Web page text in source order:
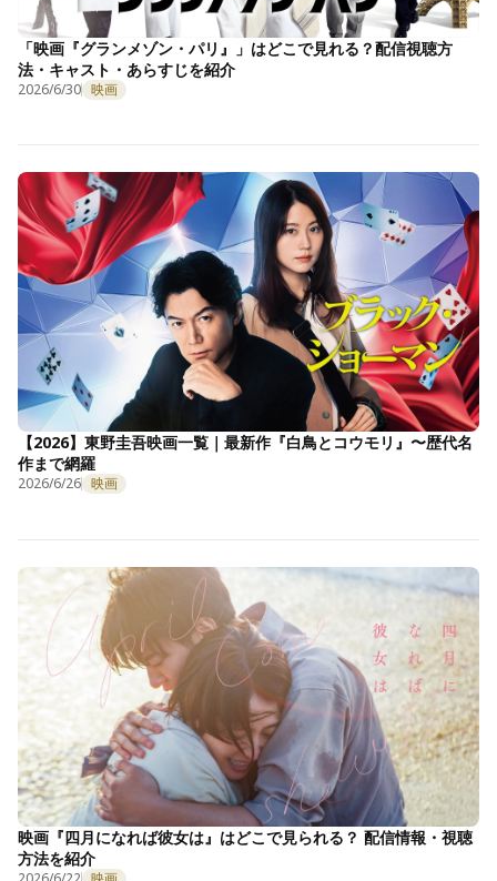
「映画『グランメゾン・パリ』」はどこで見れる？配信視聴方
法・キャスト・あらすじを紹介
2026/6/30 映画
【2026】東野圭吾映画一覧｜最新作『白鳥とコウモリ』〜歴代名
作まで網羅
2026/6/26 映画
映画『四月になれば彼女は』はどこで見られる？ 配信情報・視聴
方法を紹介